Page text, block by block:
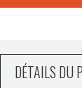
DÉTAILS DU